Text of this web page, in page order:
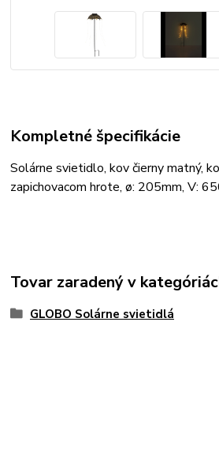
Kompletné špecifikácie
Solárne svietidlo, kov čierny matný,
zapichovacom hrote, ø: 205mm, V:
Tovar zaradený v
GLOBO Solárne svietidlá